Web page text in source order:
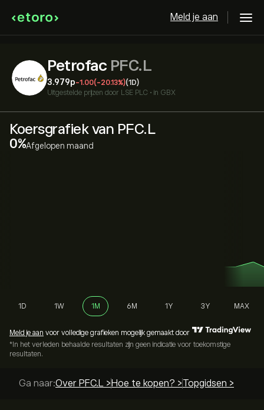
Meld je aan
Petrofac PFC.L
3.979‎p‎-1.00(-20.13%)(1D)
Uitgestelde prijzen door LSE PLC • in GBX
Koersgrafiek van PFC.L
‎0‎ Afgelopen maand
1D 1W 1M 6M 1Y 3Y MAX
Meld je aan voor volledige grafieken mogelijk gemaakt door
*In het verleden behaalde resultaten zijn geen indicatie voor toekomstige
resultaten.
Ga naar:Over PFC.L > Hoe te kopen? >Topgidsen >